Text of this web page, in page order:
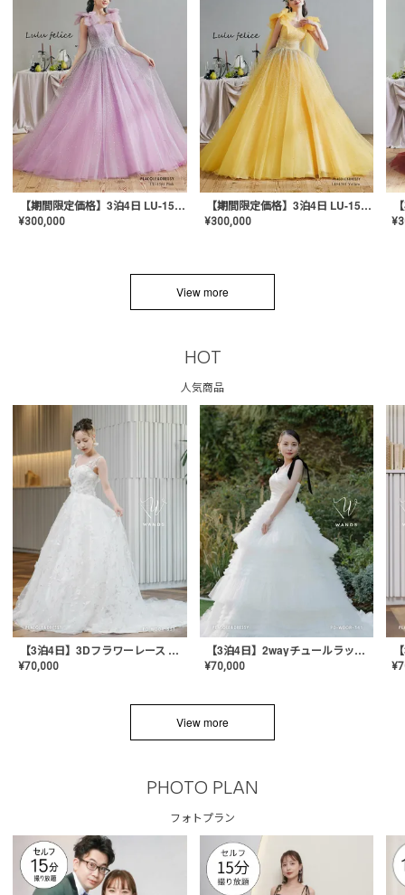
【期間限定価格】3泊4日 LU-1501(Pink)
¥300,000
【期間限定価格】3泊4日 LU-1501(Yellow)
¥300,000 ¥
View more
HOT
人気商品
【3泊4日】3Dフラワーレース ドレス〈PD-WDOR-331〉
¥70,000
【3泊4日】2wayチュールラッフルドレス〈PD-WDOR-341RTL〉
¥70,000 ¥
View more
PHOTO PLAN
フォトプラン